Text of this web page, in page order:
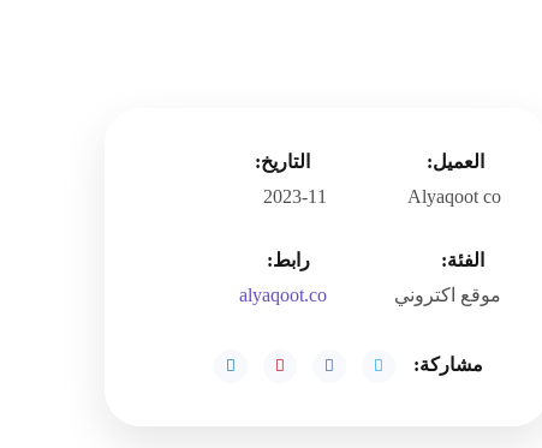
العميل:
Alyaqoot co
التاريخ:
2023-11
الفئة:
موقع اكتروني
رابط:
alyaqoot.co
مشاركة: